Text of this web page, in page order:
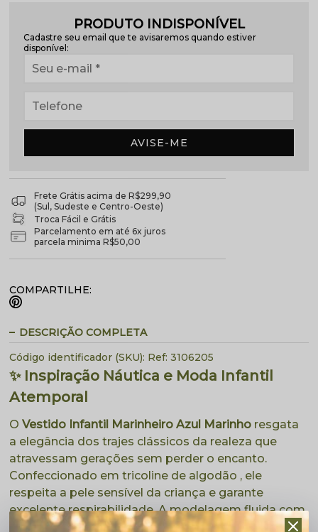
PRODUTO INDISPONÍVEL
Cadastre seu email que te avisaremos quando estiver
disponível:
AVISE-ME
Frete Grátis acima de R$299,90
(Sul, Sudeste e Centro-Oeste)
Troca Fácil e Grátis
Parcelamento em até 6x juros
parcela minima R$50,00
COMPARTILHE:
DESCRIÇÃO COMPLETA
Código identificador (SKU): Ref: 3106205
✨ Inspiração Náutica e Moda Infantil
Atemporal
OVestido Infantil Marinheiro Azul Marinho resgata
a elegância dos trajes clássicos da realeza que
atravessam gerações sem perder o encanto.
Confeccionado em tricoline de algodão , ele
respeita a pele sensível da criança e garante
excelente respirabilidade. A modelagem fluida com
caimento soltinho permite que a sua menina